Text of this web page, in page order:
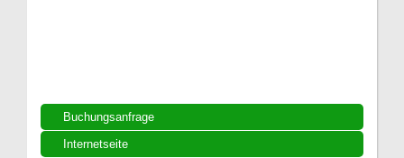
Buchungsanfrage
Internetseite